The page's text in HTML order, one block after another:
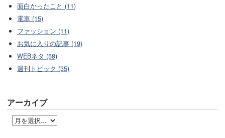
面白かったこと (11)
電車 (15)
ファッション (11)
お気に入りの記事 (19)
WEBネタ (58)
週刊トピック (35)
アーカイブ